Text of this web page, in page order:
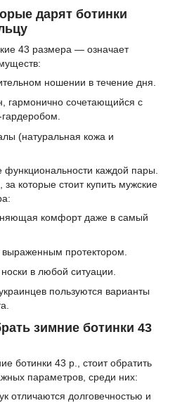
дарят ботинки
43 размера — означает
ношении в течение дня.
гармонично сочетающийся с
гардеробом.
(натуральная кожа и
каждой пары.
которые стоит купить мужские
комфорт даже в самый
протектором.
в любой ситуации.
пользуются варианты
зимние ботинки 43
ботинки 43 р., стоит обратить
параметров, среди них:
отличаются долговечностью и